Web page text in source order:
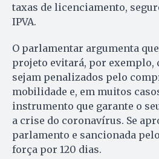
taxas de licenciamento,
IPVA.
O parlamentar argumenta
projeto evitará, por exemplo,
sejam penalizados pelo
mobilidade e, em muitos
instrumento que garante o
a crise do coronavírus. Se
parlamento e sancionada
força por 120 dias.